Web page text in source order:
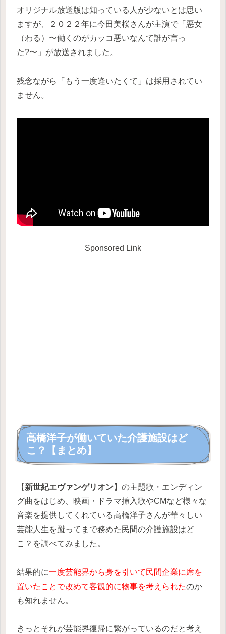
オリジナル放送版は知っている人が少ないとは思い
ますが、２０２２年に今田美桜さんが主演で「悪女
（わる）〜働くのがカッコ悪いなんて誰が言っ
た?〜」が放送されました。
残念ながら「もう一度逢いたくて」は採用されてい
ません。
Sponsored Link
高橋洋子が働いていた介護施設はど
こ？【まとめ】
【 新世紀エヴァンゲリオン】の主題歌・エンディン
グ曲をはじめ、映画・ドラマ挿入歌やCMなど様々な
音楽を提供してくれている高橋洋子さんが華々しい
芸能人生を蹴ってまで務めた民間の介護施設はど
こ？を調べてみました。
結果的に一度芸能界から身を引いて民間企業に席を
置いたことで改めて客観的に物事を考えられたのか
も知れません。
きっとそれが芸能界復帰に繋がっているのだと考え